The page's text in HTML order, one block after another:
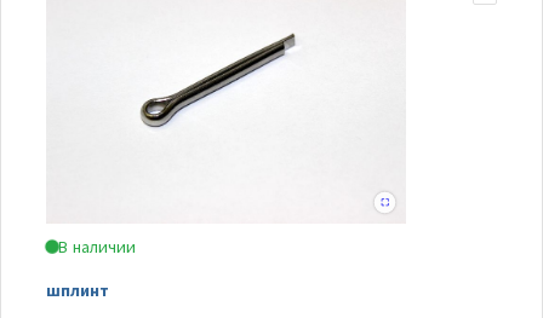
В наличии
шплинт